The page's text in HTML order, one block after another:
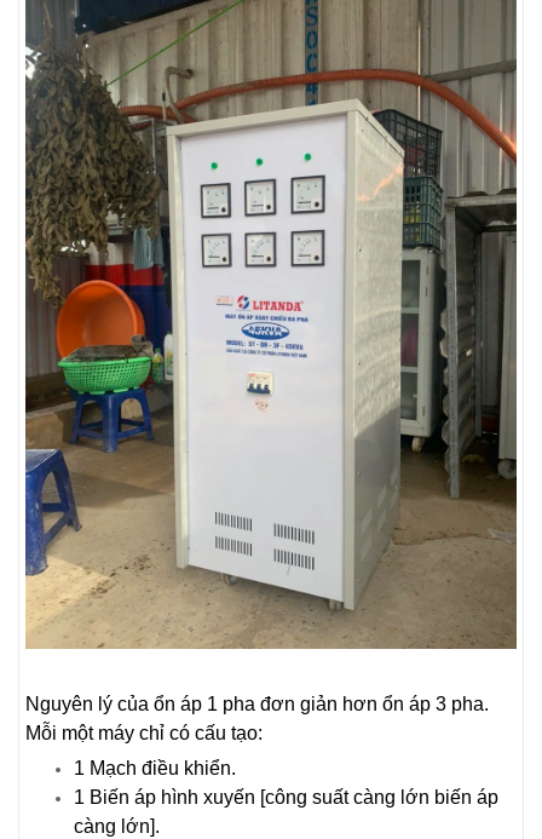
Nguyên lý của ổn áp 1 pha đơn giản hơn ổn áp 3 pha.
Mỗi một máy chỉ có cấu tạo:
1 Mạch điều khiển.
1 Biến áp hình xuyến [công suất càng lớn biến áp
càng lớn].